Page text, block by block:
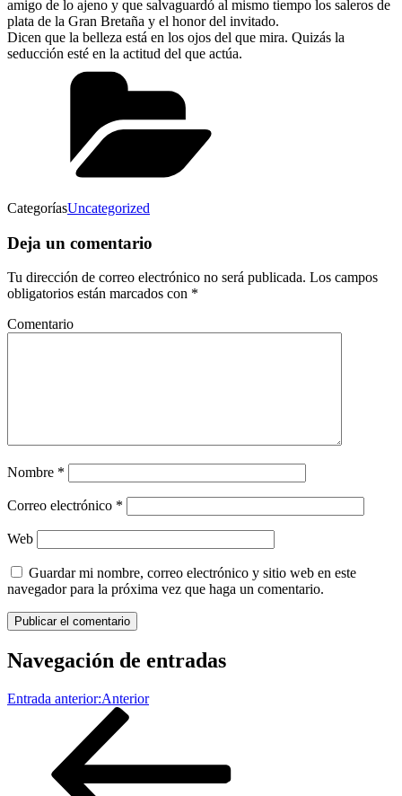
amigo de lo ajeno y que salvaguardó al mismo tiempo los saleros de
plata de la Gran Bretaña y el honor del invitado.
Dicen que la belleza está en los ojos del que mira. Quizás la
seducción esté en la actitud del que actúa.
CategoríasUncategorized
Deja un comentario
Tu dirección de correo electrónico no será publicada. Los campos
obligatorios están marcados con *
Comentario
Nombre *
Correo electrónico *
Web
Guardar mi nombre, correo electrónico y sitio web en este
navegador para la próxima vez que haga un comentario.
Navegación de entradas
Entrada anterior:Anterior